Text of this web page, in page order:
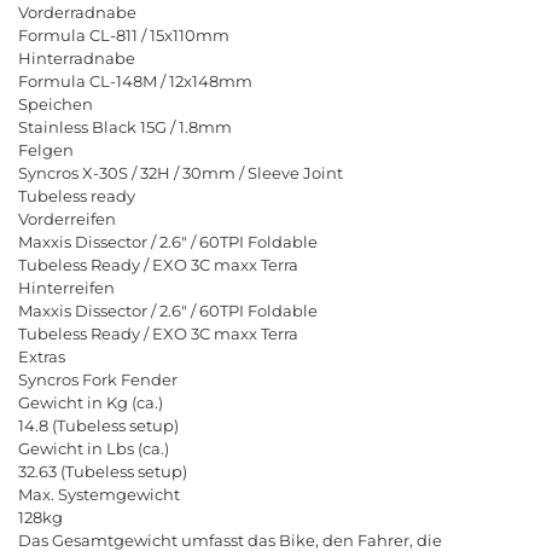
Vorderradnabe
Formula CL-811 / 15x110mm
Hinterradnabe
Formula CL-148M / 12x148mm
Speichen
Stainless Black 15G / 1.8mm
Felgen
Syncros X-30S / 32H / 30mm / Sleeve Joint
Tubeless ready
Vorderreifen
Maxxis Dissector / 2.6" / 60TPI Foldable
Tubeless Ready / EXO 3C maxx Terra
Hinterreifen
Maxxis Dissector / 2.6" / 60TPI Foldable
Tubeless Ready / EXO 3C maxx Terra
Extras
Syncros Fork Fender
Gewicht in Kg (ca.)
14.8 (Tubeless setup)
Gewicht in Lbs (ca.)
32.63 (Tubeless setup)
Max. Systemgewicht
128kg
Das Gesamtgewicht umfasst das Bike, den Fahrer, die